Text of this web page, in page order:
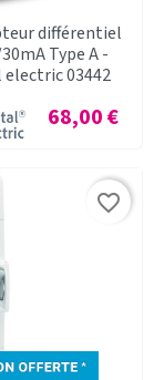
différentiel
Type A -
03442
Prix
68,00 €
favorite_border